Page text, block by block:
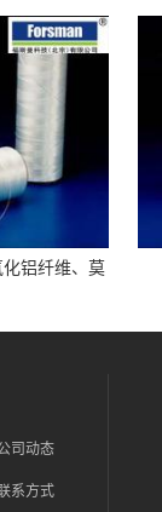
铝纤维、莫
司动态
系方式